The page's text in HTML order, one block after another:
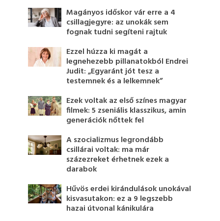
Magányos időskor vár erre a 4
csillagjegyre: az unokák sem
fognak tudni segíteni rajtuk
Ezzel húzza ki magát a
legnehezebb pillanatokból Endrei
Judit: „Egyaránt jót tesz a
testemnek és a lelkemnek”
Ezek voltak az első színes magyar
filmek: 5 zseniális klasszikus, amin
generációk nőttek fel
A szocializmus legrondább
csillárai voltak: ma már
százezreket érhetnek ezek a
darabok
Hűvös erdei kirándulások unokával
kisvasutakon: ez a 9 legszebb
hazai útvonal kánikulára